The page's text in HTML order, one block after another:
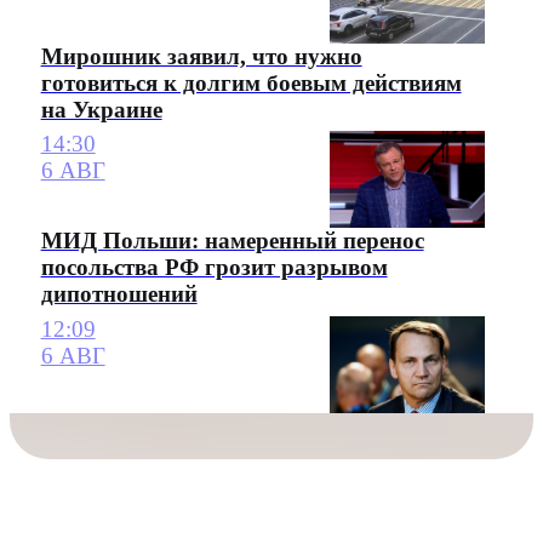
Мирошник заявил, что нужно
готовиться к долгим боевым действиям
на Украине
14:30
6 АВГ
МИД Польши: намеренный перенос
посольства РФ грозит разрывом
дипотношений
12:09
6 АВГ